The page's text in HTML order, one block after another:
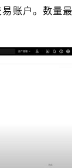
账户。数量最